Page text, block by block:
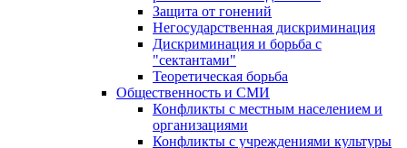
Защита от гонений
Негосударственная дискриминация
Дискриминация и борьба с
"сектантами"
Теоретическая борьба
Общественность и СМИ
Конфликты с местным населением и
организациями
Конфликты с учреждениями культуры